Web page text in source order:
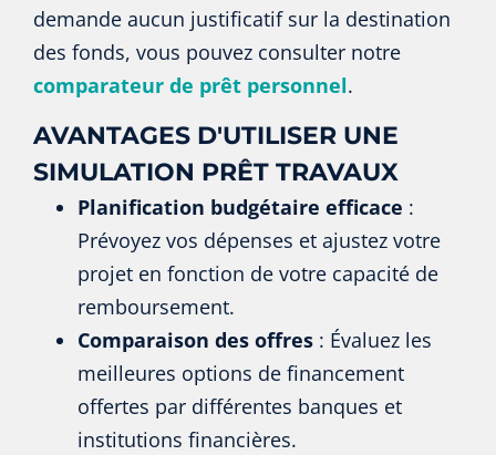
demande aucun justificatif sur la destination
des fonds, vous pouvez consulter notre
comparateur de prêt personnel.
AVANTAGES D'UTILISER UNE
SIMULATION PRÊT TRAVAUX
Planification budgétaire efficace :
Prévoyez vos dépenses et ajustez votre
projet en fonction de votre capacité de
remboursement.
Comparaison des offres : Évaluez les
meilleures options de financement
offertes par différentes banques et
institutions financières.